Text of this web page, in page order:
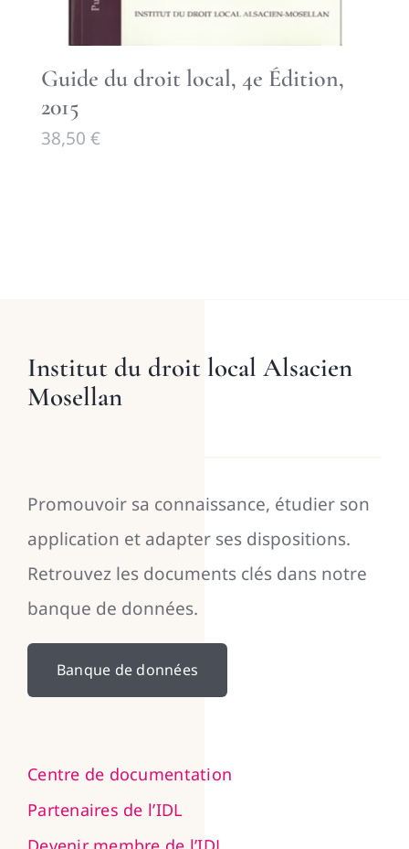
Guide du droit local, 4e Édition,
2015
38,50 €
Institut du droit local Alsacien
Mosellan
Promouvoir sa connaissance, étudier son
application et adapter ses dispositions.
Retrouvez les documents clés dans notre
banque de données.
Banque de données
Centre de documentation
Partenaires de l’IDL